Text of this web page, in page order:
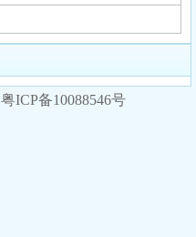
粤ICP备10088546号